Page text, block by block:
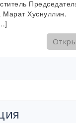
Марат Хуснуллин.